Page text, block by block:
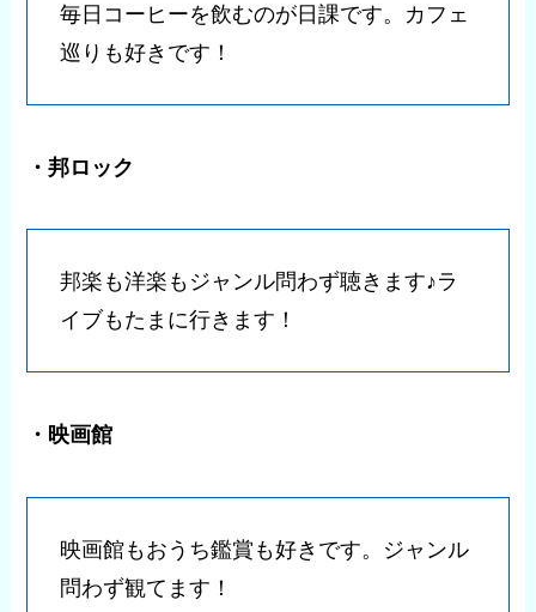
毎日コーヒーを飲むのが日課です。カフェ
巡りも好きです！
・邦ロック
邦楽も洋楽もジャンル問わず聴きます♪ラ
イブもたまに行きます！
・映画館
映画館もおうち鑑賞も好きです。ジャンル
問わず観てます！